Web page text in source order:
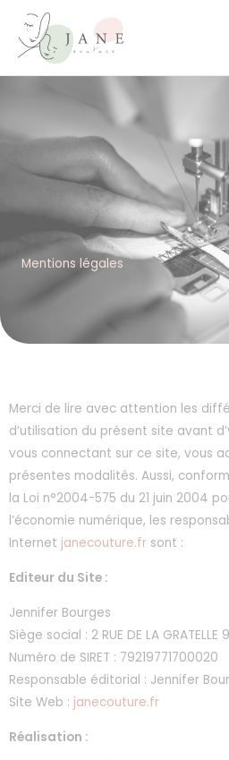
contenu
Mentions légales
Merci de lire avec attention les
d’utilisation du présent site avant
vous connectant sur ce site, vous
présentes modalités. Aussi,
la Loi n°2004-575 du 21 juin 2004
l’économie numérique, les
Internet janecouture.fr sont :
Editeur du Site :
Jennifer Bourges
Siège social : 2 RUE DE LA GRATELLE
Numéro de SIRET : 79219771700020
Responsable éditorial : Jennifer
Site Web : janecouture.fr
Réalisation :